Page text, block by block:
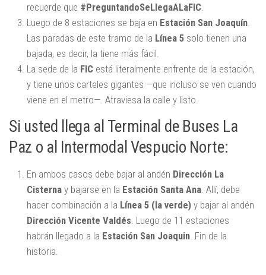
recuerde que #PreguntandoSeLlegaALaFIC
Luego de 8 estaciones se baja en Estación San Joaquín
Las paradas de este tramo de la Línea 5 solo tienen una
bajada, es decir, la tiene más fácil.
La sede de la FIC está literalmente enfrente de la estación,
y tiene unos carteles gigantes —que incluso se ven cuando
viene en el metro—. Atraviesa la calle y listo.
Si usted llega al Terminal de Buses La
Paz o al Intermodal Vespucio Norte:
En ambos casos debe bajar al andén Dirección La
Cisterna y bajarse en la Estación Santa Ana . Allí, debe
hacer combinación a la Línea 5 (la verde) y bajar al andén
Dirección Vicente Valdés . Luego de 11 estaciones
habrán llegado a la Estación San Joaquin . Fin de la
historia.